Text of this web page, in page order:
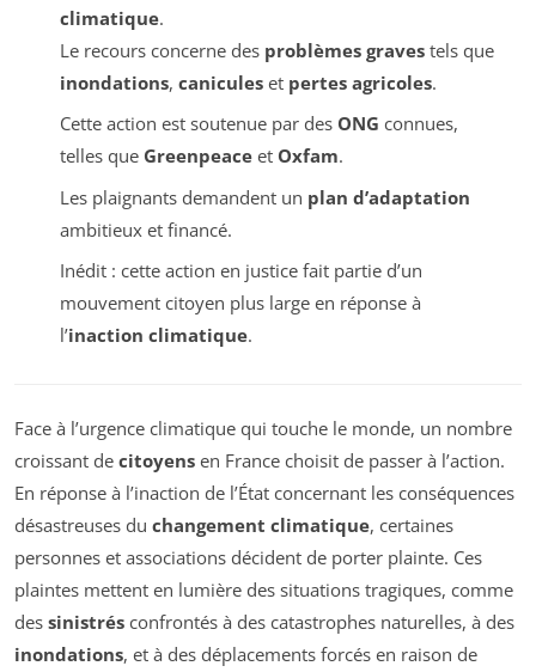
climatique.
Le recours concerne des problèmes gravestels que
inondations, caniculeset pertes agricoles.
Cette action est soutenue par des ONG connues,
telles que Greenpeaceet Oxfam.
Les plaignants demandent un plan d’adaptation
ambitieux et financé.
Inédit : cette action en justice fait partie d’un
mouvement citoyen plus large en réponse à
l’inaction climatique.
Face à l’urgence climatique qui touche le monde, un nombre
croissant de citoyens en France choisit de passer à l’action.
En réponse à l’inaction de l’État concernant les conséquences
désastreuses du changement climatique, certaines
personnes et associations décident de porter plainte. Ces
plaintes mettent en lumière des situations tragiques, comme
des sinistrés confrontés à des catastrophes naturelles, à des
inondations, et à des déplacements forcés en raison de